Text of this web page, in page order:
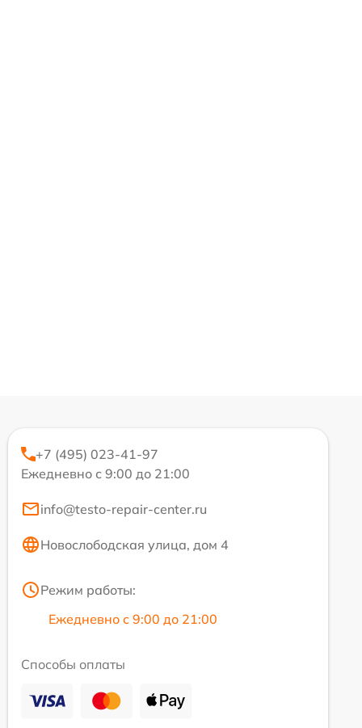
+7 (495) 023-41-97
Ежедневно с 9:00 до 21:00
info@testo-repair-center.ru
Новослободская улица, дом 4
Режим работы:
Ежедневно с 9:00 до 21:00
Способы оплаты